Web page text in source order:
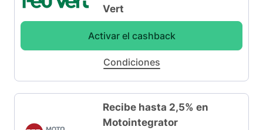
Vert
Activar el cashback
Condiciones
Recibe hasta 2,5% en
Motointegrator